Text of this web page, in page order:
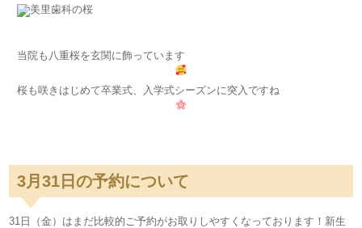
当院も八重桜を玄関に飾っています
桜も咲きはじめて卒業式、入学式シーズンに突入ですね
3月31日の予約について
31日（金）はまだ比較的ご予約がお取りしやすくなっております！新生